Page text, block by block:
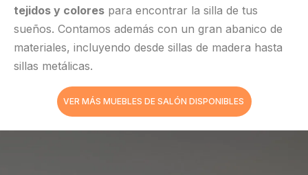
tejidos y colores para encontrar la silla de tus
sueños. Contamos además con un gran abanico de
materiales, incluyendo desde sillas de madera hasta
sillas metálicas.
VER MÁS MUEBLES DE SALÓN DISPONIBLES